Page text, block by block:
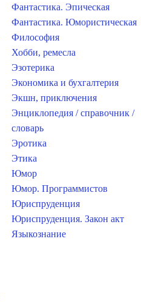
Фантастика. Эпическая
Фантастика. Юмористическая
Философия
Хобби, ремесла
Эзотерика
Экономика и бухгалтерия
Экшн, приключения
Энциклопедия / справочник /
словарь
Эротика
Этика
Юмор
Юмор. Программистов
Юриспруденция
Юриспруденция. Закон акт
Языкознание